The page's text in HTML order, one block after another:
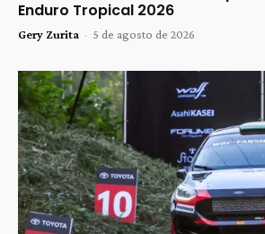
Enduro Tropical 2026
Gery Zurita - 5 de agosto de 2026